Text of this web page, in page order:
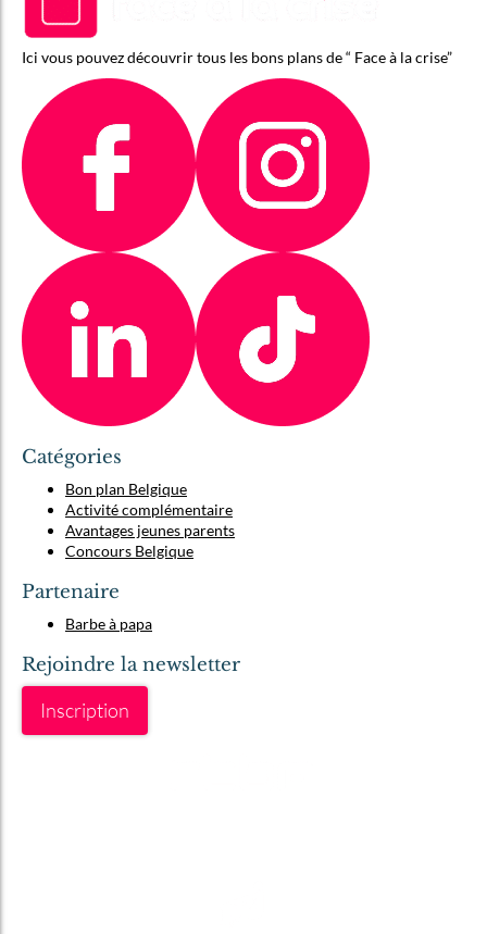
Ici vous pouvez découvrir tous les bons plans de “ Face à la crise”
Catégories
Bon plan Belgique
Activité complémentaire
Avantages jeunes parents
Concours Belgique
Partenaire
Barbe à papa
Rejoindre la newsletter
Inscription